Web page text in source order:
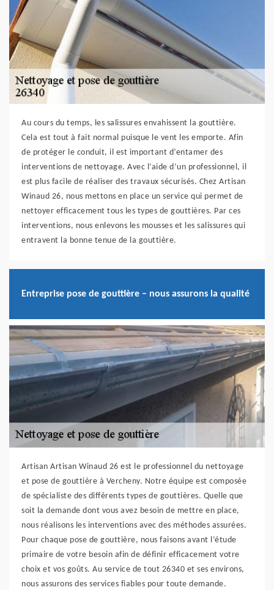
Au cours du temps, les salissures envahissent la gouttière.
Cela est tout à fait normal puisque le vent les emporte. Afin
de protéger le conduit, il est important d’entamer des
interventions de nettoyage. Avec l’aide d’un professionnel, il
est plus facile de réaliser des travaux sécurisés. Chez Artisan
Winaud 26, nous mettons en place un service qui permet de
nettoyer efficacement tous les types de gouttières. Par ces
interventions, nous enlevons les mousses et les salissures qui
entravent la bonne tenue de la gouttière.
Entreprise pose de gouttière – nous assurons la qualité
Artisan Artisan Winaud 26 est le professionnel du nettoyage
et pose de gouttière à Vercheny. Notre équipe est composée
de spécialiste des différents types de gouttières. Quelle que
soit la demande dont vous avez besoin de mettre en place,
nous réalisons les interventions avec des méthodes assurées.
Pour chaque pose de gouttière, nous faisons avant l’étude
primaire de votre besoin afin de définir efficacement votre
choix et vos goûts. Au service de tout 26340 et ses environs,
nous assurons des services fiables pour toute demande.